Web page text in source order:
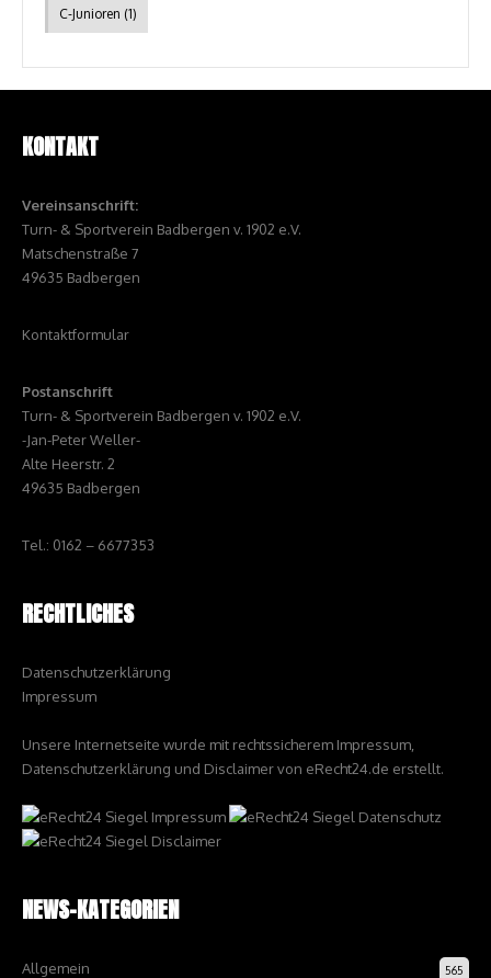
C-Junioren (1)
KONTAKT
Vereinsanschrift:
Turn- & Sportverein Badbergen v. 1902 e.V.
Matschenstraße 7
49635 Badbergen
Kontaktformular
Postanschrift
Turn- & Sportverein Badbergen v. 1902 e.V.
-Jan-Peter Weller-
Alte Heerstr. 2
49635 Badbergen
Tel.: 0162 – 6677353
RECHTLICHES
Datenschutzerklärung
Impressum
Unsere Internetseite wurde mit rechtssicherem Impressum,
Datenschutzerklärung und Disclaimer von eRecht24.de erstellt.
NEWS-KATEGORIEN
Allgemein 565